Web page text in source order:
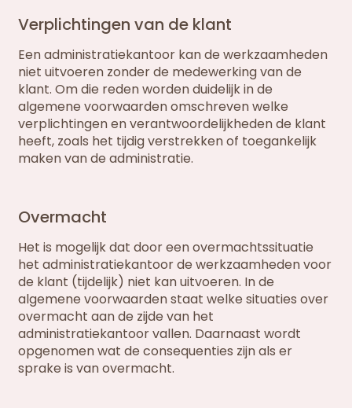
Verplichtingen van de klant
Een administratiekantoor kan de werkzaamheden
niet uitvoeren zonder de medewerking van de
klant. Om die reden worden duidelijk in de
algemene voorwaarden omschreven welke
verplichtingen en verantwoordelijkheden de klant
heeft, zoals het tijdig verstrekken of toegankelijk
maken van de administratie.
Overmacht
Het is mogelijk dat door een overmachtssituatie
het administratiekantoor de werkzaamheden voor
de klant (tijdelijk) niet kan uitvoeren. In de
algemene voorwaarden staat welke situaties over
overmacht aan de zijde van het
administratiekantoor vallen. Daarnaast wordt
opgenomen wat de consequenties zijn als er
sprake is van overmacht.